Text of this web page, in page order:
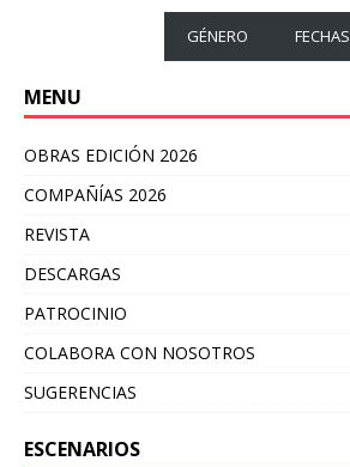
GÉNERO FECHAS
MENU
OBRAS EDICIÓN 2026
COMPAÑÍAS 2026
REVISTA
DESCARGAS
PATROCINIO
COLABORA CON NOSOTROS
SUGERENCIAS
ESCENARIOS